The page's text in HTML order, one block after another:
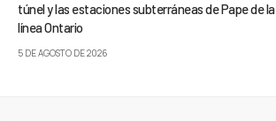
túnel y las estaciones subterráneas de Pape de la
línea Ontario
5 DE AGOSTO DE 2026